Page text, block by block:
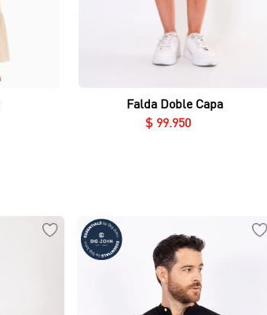
Vista rápida
Falda Doble Capa
$ 99.950